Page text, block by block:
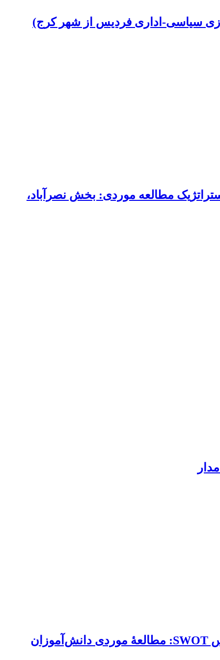
سیاسی-اداری فردیس از شهر کرج)
مطالعه موردی: بخش نصرآباد،
برنامهریزی راهبردی برای آموزش و یادگیری الکترونیکی زبان انگلیسی با استفاده از ماتریس SWOT: مطالعۀ موردی دانش‌آموزان